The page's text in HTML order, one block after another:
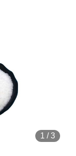
1 /3